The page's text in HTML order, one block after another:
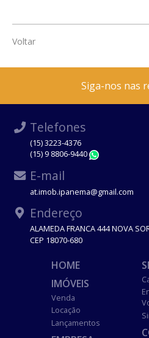
Voltar
Siga-nos nas
Telefones
(15) 3223-4376
(15) 9 8806-9440
E-mail
at.imob.ipanema@gmail.com
Endereço
ALAMEDA FRANCA 444 NOVA
CEP 18070-680
HOME
IMÓVEIS
Venda
Locação
Lançamentos